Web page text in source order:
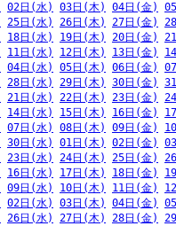
02日(水) 03日(木) 04日(金)
25日(水) 26日(木) 27日(金)
18日(水) 19日(木) 20日(金)
11日(水) 12日(木) 13日(金)
04日(水) 05日(木) 06日(金)
28日(水) 29日(木) 30日(金)
21日(水) 22日(木) 23日(金)
14日(水) 15日(木) 16日(金)
07日(水) 08日(木) 09日(金)
30日(水) 01日(木) 02日(金)
23日(水) 24日(木) 25日(金)
16日(水) 17日(木) 18日(金)
09日(水) 10日(木) 11日(金)
02日(水) 03日(木) 04日(金)
26日(水) 27日(木) 28日(金)